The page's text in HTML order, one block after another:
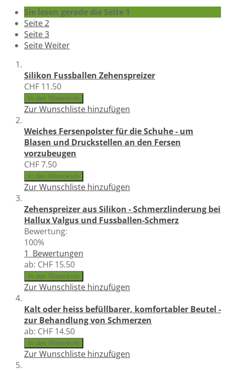
Sie lesen gerade die Seite 1
Seite2
Seite3
SeiteWeiter
Silikon Fussballen Zehenspreizer
CHF 11.50
In den Warenkorb
Zur Wunschliste hinzufügen
Weiches Fersenpolster für die Schuhe - um
Blasen und Druckstellen an den Fersen
vorzubeugen
CHF 7.50
In den Warenkorb
Zur Wunschliste hinzufügen
Zehenspreizer aus Silikon - Schmerzlinderung bei
Hallux Valgus und Fussballen-Schmerz
Bewertung:
100%
1 Bewertungen
ab: CHF 15.50
In den Warenkorb
Zur Wunschliste hinzufügen
Kalt oder heiss befüllbarer, komfortabler Beutel -
zur Behandlung von Schmerzen
ab: CHF 14.50
In den Warenkorb
Zur Wunschliste hinzufügen